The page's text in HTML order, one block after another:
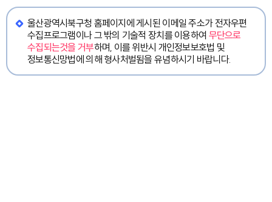
울산광역시북구청 홈페이지에 게시된 이메일 주소가 전자우편
수집프로그램이나 그 밖의 기술적 장치를 이용하여 무단으로
수집되는것을 거부하며, 이를 위반시 개인정보보호법 및
정보통신망법에 의해 형사처벌됨을 유념하시기 바랍니다.